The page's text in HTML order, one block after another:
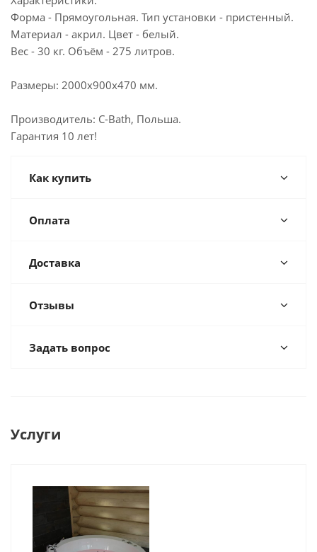
Форма - Прямоугольная. Тип установки - пристенный.
Материал - акрил. Цвет - белый.
Вес - 30 кг. Объём - 275 литров.
Размеры: 2000х900х470 мм.
Производитель: C-Bath, Польша.
Гарантия 10 лет!
Как купить
Оплата
Доставка
Отзывы
Задать вопрос
Услуги